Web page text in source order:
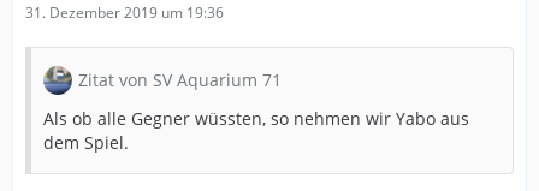
31. Dezember 2019 um 19:36
Zitat von SV Aquarium 71
Als ob alle Gegner wüssten, so nehmen wir Yabo aus
dem Spiel.